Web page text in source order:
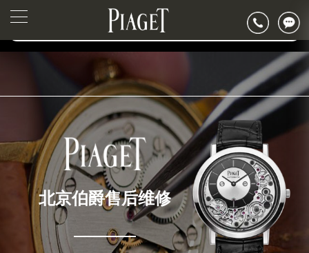
▲
▼
2026年6月伯爵北京市售后服务网络优化升级公告
2026年6月北京市伯爵官方售后客户服务热线：400-882-0752
2026年6月伯爵售后服务中心最新网点地址：
北京市东城区东长安街1号东方广场写字楼W3座6层602室（需提前预约）
北京市朝阳区建国门外大街甲6号华熙国际中心写字楼D座11层1102室（需提前预约）
北京市朝阳区建国门外大街甲6号华熙国际中心D座11层1102室伯爵售后服务中心（需提前预约）
节假日正常营业！
北京伯爵售后维修